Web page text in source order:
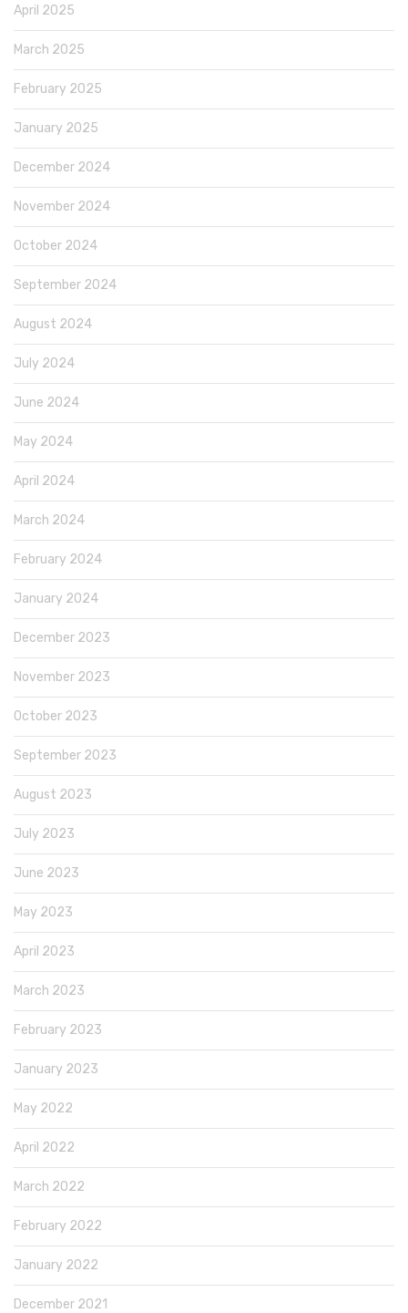
April 2025
March 2025
February 2025
January 2025
December 2024
November 2024
October 2024
September 2024
August 2024
July 2024
June 2024
May 2024
April 2024
March 2024
February 2024
January 2024
December 2023
November 2023
October 2023
September 2023
August 2023
July 2023
June 2023
May 2023
April 2023
March 2023
February 2023
January 2023
May 2022
April 2022
March 2022
February 2022
January 2022
December 2021